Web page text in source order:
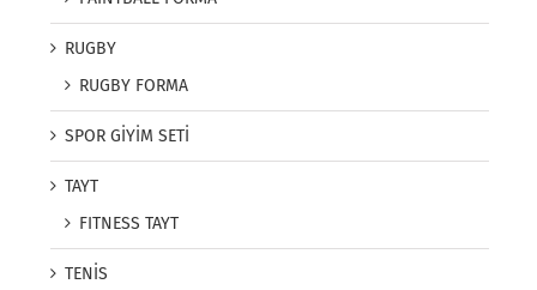
RUGBY
RUGBY FORMA
SPOR GİYİM SETİ
TAYT
FITNESS TAYT
TENİS